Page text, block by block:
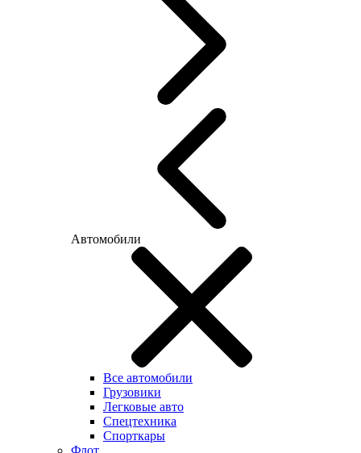
Автомобили
Все автомобили
Грузовики
Легковые авто
Спецтехника
Спорткары
Флот